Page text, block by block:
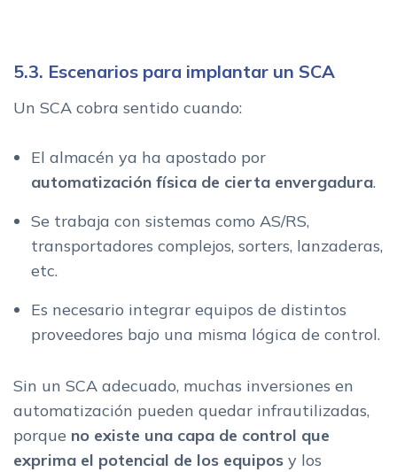
5.3. Escenarios para implantar un SCA
Un SCA cobra sentido cuando:
El almacén ya ha apostado por
automatización física de cierta envergadura.
Se trabaja con sistemas como AS/RS,
transportadores complejos, sorters, lanzaderas,
etc.
Es necesario integrar equipos de distintos
proveedores bajo una misma lógica de control.
Sin un SCA adecuado, muchas inversiones en
automatización pueden quedar infrautilizadas,
porque no existe una capa de control que
exprima el potencial de los equipos y los